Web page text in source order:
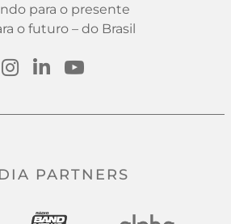
para o presente
o futuro – do Brasil
PARTNERS